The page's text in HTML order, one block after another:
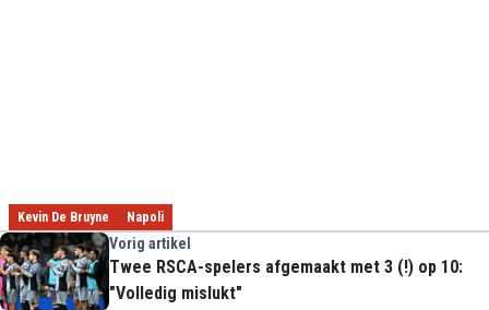
Kevin De Bruyne Napoli
Vorig artikel
Twee RSCA-spelers afgemaakt met 3 (!) op 10:
"Volledig mislukt"